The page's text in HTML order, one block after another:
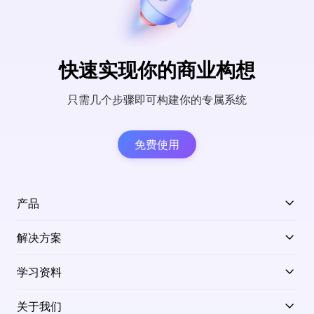
快速实现你的商业构想
只需几个步骤即可构建你的专属系统
免费使用
产品
解决方案
学习资料
关于我们